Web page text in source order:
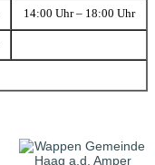
14:00 Uhr – 18:00 Uhr